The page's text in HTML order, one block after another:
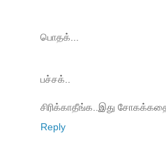
பொதக்...
பச்சக்..
சிரிக்காதீங்க..இது
Reply